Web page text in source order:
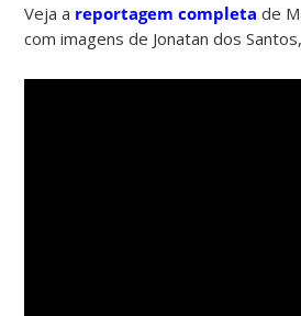
Veja a reportagem completa de
com imagens de Jonatan dos